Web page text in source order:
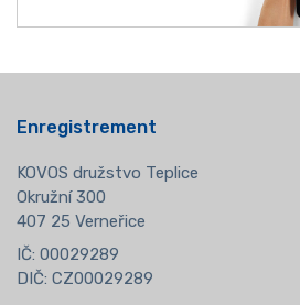
Enregistrement
KOVOS družstvo Teplice
Okružní 300
407 25 Verneřice
IČ: 00029289
DIČ: CZ00029289